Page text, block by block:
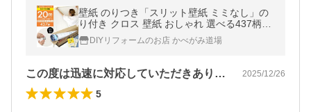
壁紙 のりつき「スリット壁紙 ミミなし」の
り付き クロス 壁紙 おしゃれ 選べる437柄
「生のり付き壁紙だけ20 ｍパック」+マニュ
アル 初心者 クロス貼り替え
DIYリフォームのお店 かべがみ道場
この度は迅速に対応していただきありがと… 2025/12/26
5